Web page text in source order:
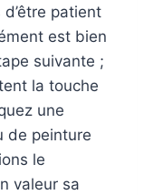
patient
est bien
suivante ;
la touche
une
de peinture
le
valeur sa